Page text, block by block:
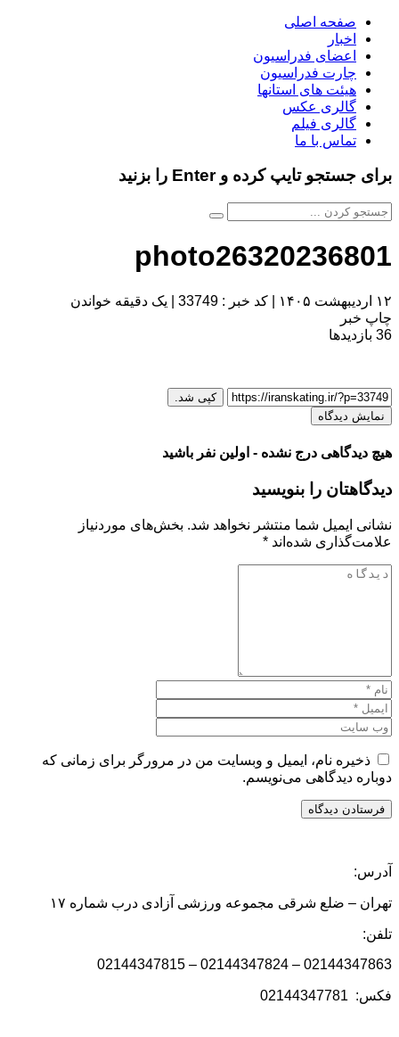
صفحه اصلی
اخبار
اعضای فدراسیون
چارت فدراسیون
هیئت های استانها
گالری عکس
گالری فیلم
تماس با ما
برای جستجو تایپ کرده و Enter را بزنید
photo26320236801
۱۲ اردیبهشت ۱۴۰۵ کد خبر : 33749
یک دقیقه خواندن
چاپ خبر
36 بازدیدها
کپی شد.
نمایش دیدگاه
هیچ دیدگاهی درج نشده - اولین نفر باشید
دیدگاهتان را بنویسید
نشانی ایمیل شما منتشر نخواهد شد. بخش‌های موردنیاز
علامت‌گذاری شده‌اند *
ذخیره نام، ایمیل و وبسایت من در مرورگر برای زمانی که
دوباره دیدگاهی می‌نویسم.
آدرس:
تهران – ضلع شرقی مجموعه ورزشی آزادی درب شماره ۱۷
تلفن:
02144347863 – 02144347824 – 02144347815
فکس: 02144347781